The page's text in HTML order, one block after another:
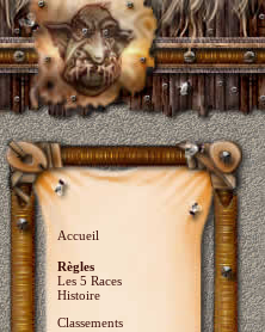
Accueil
Règles
Les 5 Races
Histoire
Classements